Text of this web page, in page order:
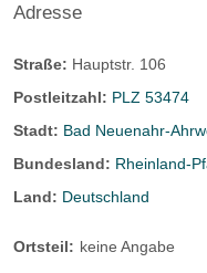
Adresse
Straße: Hauptstr. 106
Postleitzahl: PLZ 53474
Stadt: Bad Neuenahr-
Bundesland: Rheinland-
Land: Deutschland
Ortsteil: keine Angabe